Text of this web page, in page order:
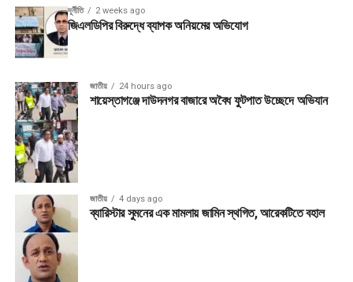
দূর্নীতি 2 weeks ago
জিএলডিপির বিরুদ্ধে ব্যাপক অনিয়মের অভিযোগ
জাতীয় 24 hours ago
শায়েস্তাগঞ্জে দাউদনগর বাজারে অবৈধ ফুটপাত উচ্ছেদে অভিযান
জাতীয় 4 days ago
ব্যারিস্টার সুমনের এক মামলায় জামিন স্থগিত, আরেকটিতে বহাল